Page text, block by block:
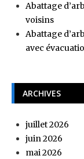
Abattage
voisins
Abattage
avec
ARCHIVES
juillet 2026
juin 2026
mai 2026